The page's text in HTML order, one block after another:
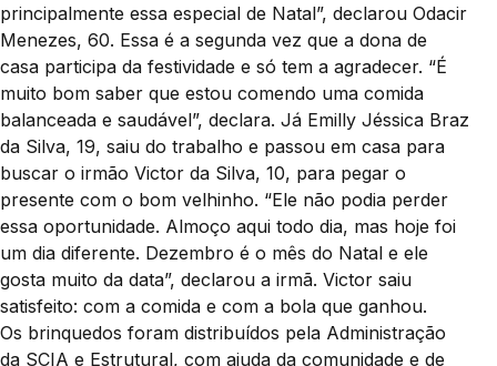
principalmente essa especial de Natal”, declarou Odacir
Menezes, 60. Essa é a segunda vez que a dona de
casa participa da festividade e só tem a agradecer. “É
muito bom saber que estou comendo uma comida
balanceada e saudável”, declara. Já Emilly Jéssica Braz
da Silva, 19, saiu do trabalho e passou em casa para
buscar o irmão Victor da Silva, 10, para pegar o
presente com o bom velhinho. “Ele não podia perder
essa oportunidade. Almoço aqui todo dia, mas hoje foi
um dia diferente. Dezembro é o mês do Natal e ele
gosta muito da data”, declarou a irmã. Victor saiu
satisfeito: com a comida e com a bola que ganhou.
Os brinquedos foram distribuídos pela Administração
da SCIA e Estrutural, com ajuda da comunidade e de